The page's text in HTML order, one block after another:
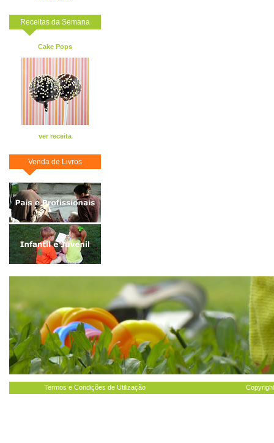
Receitas da Semana
Cake Pops
ver receita
Venda de Livros
Termos e Condições de Utilização